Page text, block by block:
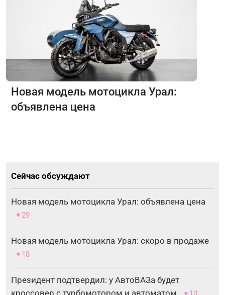
Новая модель мотоцикла Урал:
объявлена цена
Сейчас обсуждают
Новая модель мотоцикла Урал: объявлена цена
✦29
Новая модель мотоцикла Урал: скоро в продаже
✦18
Президент подтвердил: у АвтоВАЗа будет